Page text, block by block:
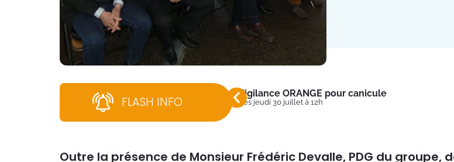
FLASH INFO
Vigilance ORANGE pour canicule
Dès jeudi 30 juillet à 12h
Outre la présence de Monsieur Frédéric Devalle, PDG du groupe,